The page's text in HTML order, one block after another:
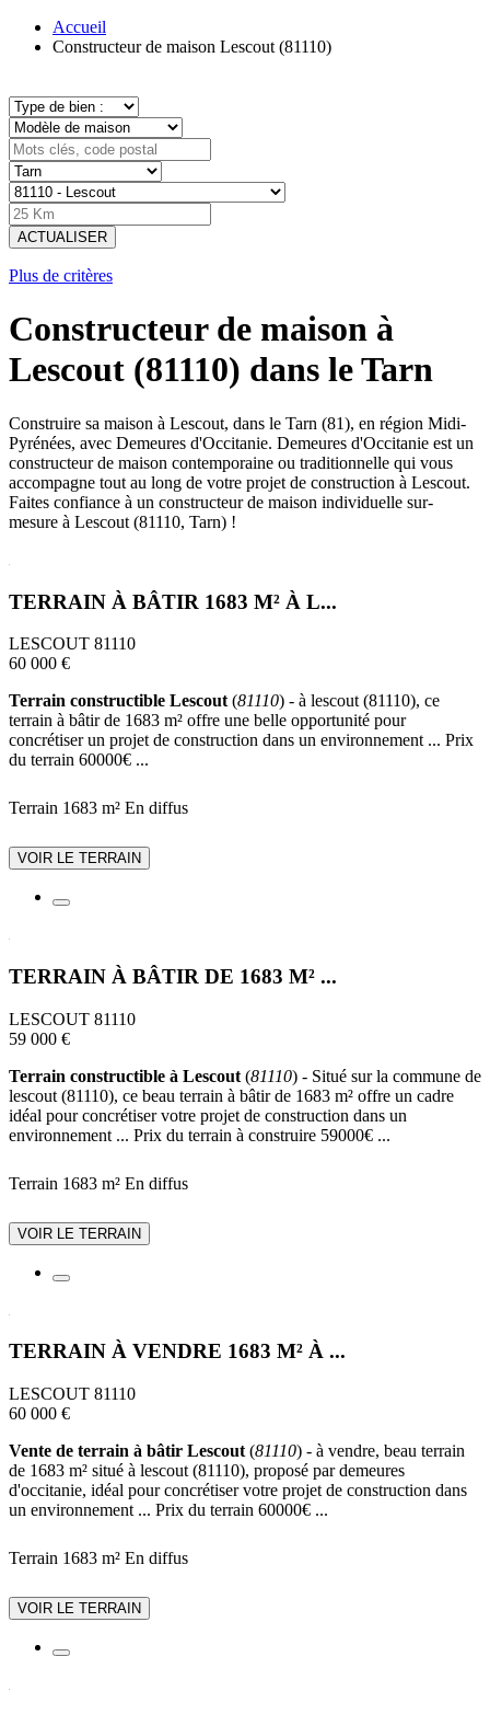
Accueil
Constructeur de maison Lescout (81110)
ACTUALISER
Plus de critères
Constructeur de maison à
Lescout (81110) dans le Tarn
Construire sa maison à Lescout, dans le Tarn (81), en région Midi-
Pyrénées, avec Demeures d'Occitanie. Demeures d'Occitanie est un
constructeur de maison contemporaine ou traditionnelle qui vous
accompagne tout au long de votre projet de construction à Lescout.
Faites confiance à un constructeur de maison individuelle sur-
mesure à Lescout (81110, Tarn) !
TERRAIN À BÂTIR 1683 M² À L...
LESCOUT 81110
60 000 €
Terrain constructible Lescout (81110) - à lescout (81110), ce
terrain à bâtir de 1683 m² offre une belle opportunité pour
concrétiser un projet de construction dans un environnement ... Prix
du terrain 60000€ ...
Terrain 1683 m² En diffus
VOIR LE TERRAIN
TERRAIN À BÂTIR DE 1683 M² ...
LESCOUT 81110
59 000 €
Terrain constructible à Lescout (81110) - Situé sur la commune de
lescout (81110), ce beau terrain à bâtir de 1683 m² offre un cadre
idéal pour concrétiser votre projet de construction dans un
environnement ... Prix du terrain à construire 59000€ ...
Terrain 1683 m² En diffus
VOIR LE TERRAIN
TERRAIN À VENDRE 1683 M² À ...
LESCOUT 81110
60 000 €
Vente de terrain à bâtir Lescout (81110) - à vendre, beau terrain
de 1683 m² situé à lescout (81110), proposé par demeures
d'occitanie, idéal pour concrétiser votre projet de construction dans
un environnement ... Prix du terrain 60000€ ...
Terrain 1683 m² En diffus
VOIR LE TERRAIN